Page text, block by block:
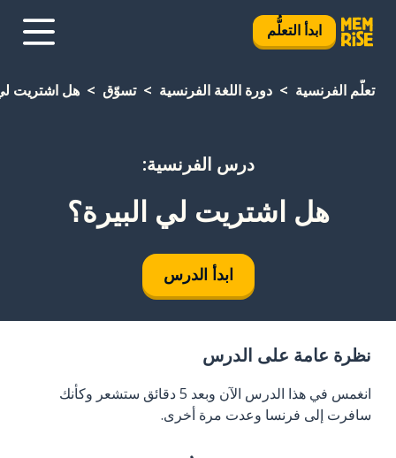
ابدأ التعلُّم
تعلَّم الفرنسية دورة اللغة الفرنسية تسوّق هل اشتريت
درس الفرنسية:
هل اشتريت لي البيرة؟
ابدأ الدرس
نظرة عامة على الدرس
انغمس في هذا الدرس الآن وبعد 5 دقائق ستشعر وكأنك
سافرت إلى فرنسا وعدت مرة أخرى.